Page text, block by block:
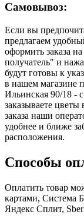
Самовывоз:
Если вы
предлагаем
оформить заказа
получатель" и
будут готовы к
в нашем магазине
Ильинская 90/18 -
заказываете
заказа наши
удобнее и ближе
расположения.
Способы
Оплатить товар
картами, Система
Яндекс Сплит,